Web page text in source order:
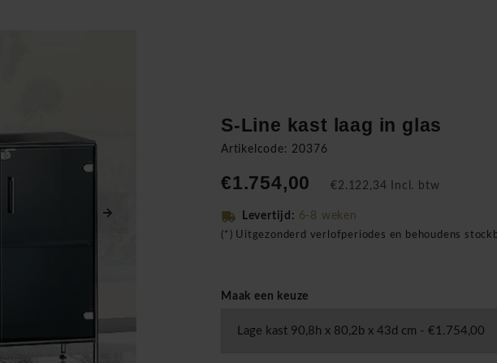
S-Line kast laag in glas
Artikelcode: 20376
€1.754,00 €2.122,34 Incl. btw
Levertijd: 6-8 weken
(*) Uitgezonderd verlofperiodes en behoudens
Maak een keuze